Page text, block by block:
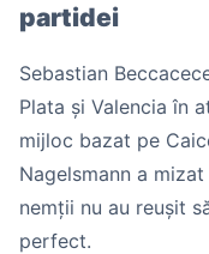
partidei
Sebastian
Plata și Valencia în
mijloc bazat pe
Nagelsmann a
nemții nu au reușit
perfect.